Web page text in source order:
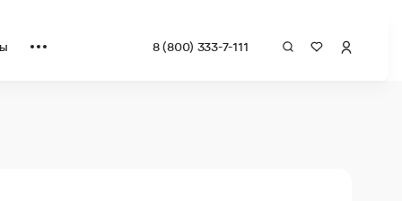
8 (800) 333-7-111